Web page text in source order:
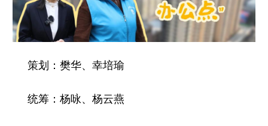
策划：樊华、幸培瑜
统筹：杨咏、杨云燕